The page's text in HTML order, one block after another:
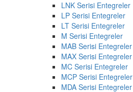
LNK Serisi Entegreler
LP Serisi Entegreler
LT Serisi Entegreler
M Serisi Entegreler
MAB Serisi Entegreler
MAX Serisi Entegreler
MC Serisi Entegreler
MCP Serisi Entegreler
MDA Serisi Entegreler